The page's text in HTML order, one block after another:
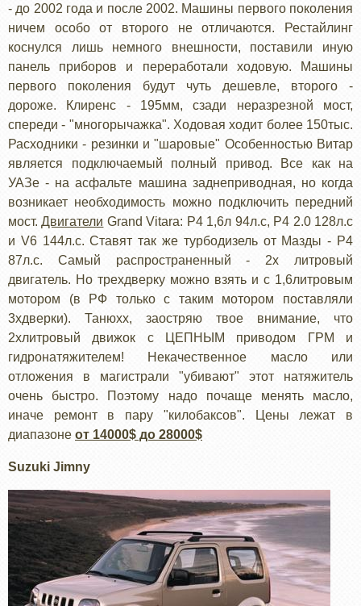
- до 2002 года и после 2002. Машины первого поколения
ничем особо от второго не отличаются. Рестайлинг
коснулся лишь немного внешности, поставили иную
панель приборов и переработали ходовую. Машины
первого поколения будут чуть дешевле, второго -
дороже. Клиренс - 195мм, сзади неразрезной мост,
спереди - "многорычажка". Ходовая ходит более 150тыс.
Расходники - резинки и "шаровые" Особенностью Витар
является подключаемый полный привод. Все как на
УАЗе - на асфальте машина заднеприводная, но когда
возникает необходимость можно подключить передний
мост.Двигатели Grand Vitara: Р4 1,6л 94л.с, Р4 2.0 128л.с
и V6 144л.с. Ставят так же турбодизель от Мазды - Р4
87л.с. Самый распространенный - 2х литровый
двигатель. Но трехдверку можно взять и с 1,6литровым
мотором (в РФ только с таким мотором поставляли
3хдверки). Танюхх, заостряю твое внимание, что
2хлитровый движок с ЦЕПНЫМ приводом ГРМ и
гидронатяжителем! Некачественное масло или
отложения в магистрали "убивают" этот натяжитель
очень быстро. Поэтому надо почаще менять масло,
иначе ремонт в пару "килобаксов". Цены лежат в
диапазоне от 14000$ до 28000$
Suzuki Jimny